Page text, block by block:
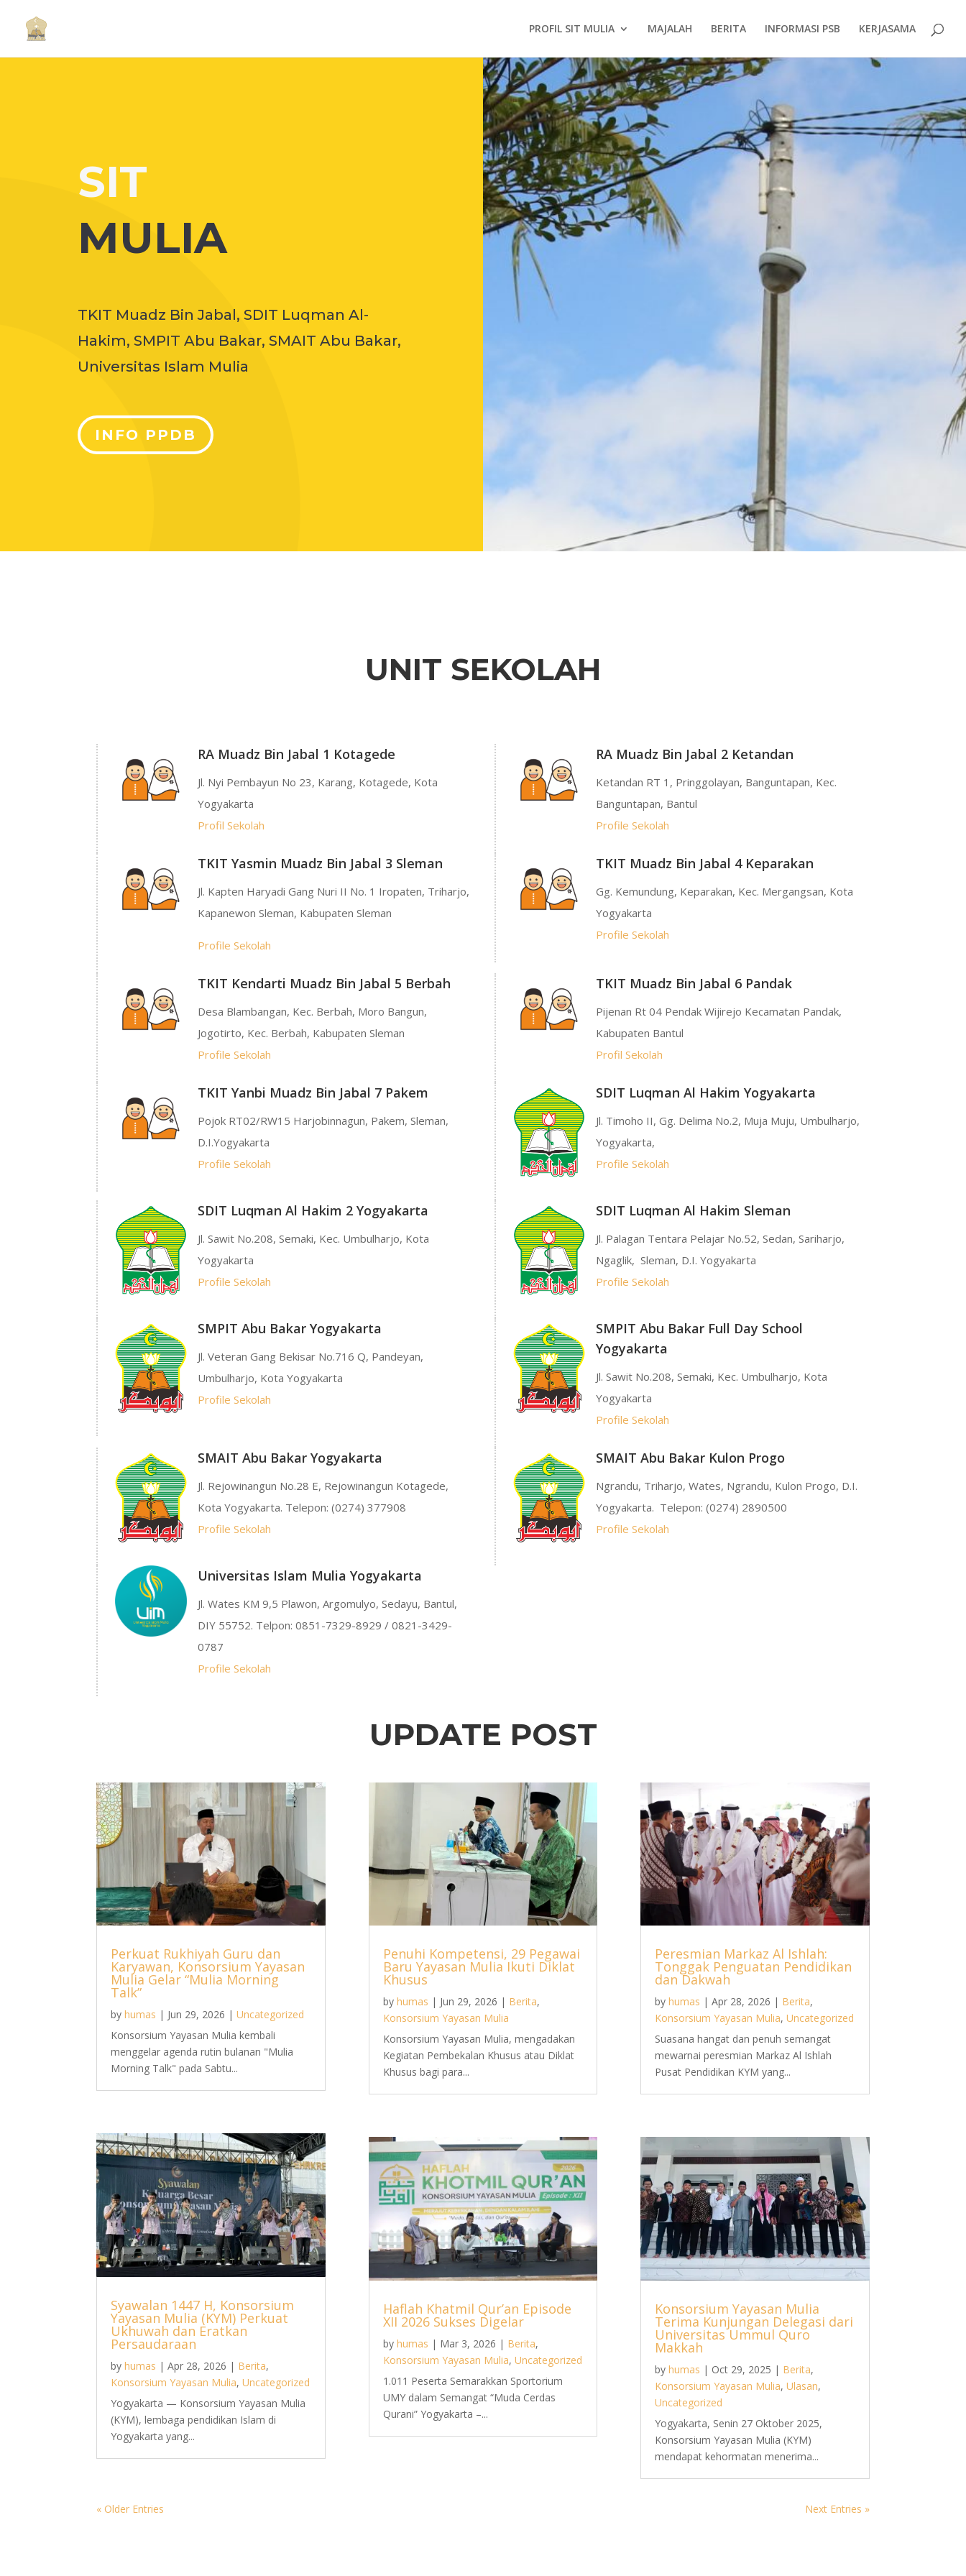
PROFIL SIT MULIA MAJALAH BERITA INFORMASI PSB KERJASAMA
SIT
MULIA
TKIT Muadz Bin Jabal, SDIT Luqman Al-
Hakim, SMPIT Abu Bakar, SMAIT Abu Bakar,
Universitas Islam Mulia
INFO PPDB
UNIT SEKOLAH
RA Muadz Bin Jabal 1 Kotagede
Jl. Nyi Pembayun No 23, Karang, Kotagede, Kota
Yogyakarta
Profil Sekolah
RA Muadz Bin Jabal 2 Ketandan
Ketandan RT 1, Pringgolayan, Banguntapan, Kec.
Banguntapan, Bantul
Profile Sekolah
TKIT Yasmin Muadz Bin Jabal 3 Sleman
Jl. Kapten Haryadi Gang Nuri II No. 1 Iropaten, Triharjo,
Kapanewon Sleman, Kabupaten Sleman
Profile Sekolah
TKIT Muadz Bin Jabal 4 Keparakan
Gg. Kemundung, Keparakan, Kec. Mergangsan, Kota
Yogyakarta
Profile Sekolah
TKIT Kendarti Muadz Bin Jabal 5 Berbah
Desa Blambangan, Kec. Berbah, Moro Bangun,
Jogotirto, Kec. Berbah, Kabupaten Sleman
Profile Sekolah
TKIT Muadz Bin Jabal 6 Pandak
Pijenan Rt 04 Pendak Wijirejo Kecamatan Pandak,
Kabupaten Bantul
Profil Sekolah
TKIT Yanbi Muadz Bin Jabal 7 Pakem
Pojok RT02/RW15 Harjobinnagun, Pakem, Sleman,
D.I.Yogyakarta
Profile Sekolah
SDIT Luqman Al Hakim Yogyakarta
Jl. Timoho II, Gg. Delima No.2, Muja Muju, Umbulharjo,
Yogyakarta,
Profile Sekolah
SDIT Luqman Al Hakim 2 Yogyakarta
Jl. Sawit No.208, Semaki, Kec. Umbulharjo, Kota
Yogyakarta
Profile Sekolah
SDIT Luqman Al Hakim Sleman
Jl. Palagan Tentara Pelajar No.52, Sedan, Sariharjo,
Ngaglik, Sleman, D.I. Yogyakarta
Profile Sekolah
SMPIT Abu Bakar Yogyakarta
Jl. Veteran Gang Bekisar No.716 Q, Pandeyan,
Umbulharjo, Kota Yogyakarta
Profile Sekolah
SMPIT Abu Bakar Full Day School
Yogyakarta
Jl. Sawit No.208, Semaki, Kec. Umbulharjo, Kota
Yogyakarta
Profile Sekolah
SMAIT Abu Bakar Yogyakarta
Jl. Rejowinangun No.28 E, Rejowinangun Kotagede,
Kota Yogyakarta. Telepon: (0274) 377908
Profile Sekolah
SMAIT Abu Bakar Kulon Progo
Ngrandu, Triharjo, Wates, Ngrandu, Kulon Progo, D.I.
Yogyakarta. Telepon: (0274) 2890500
Profile Sekolah
Universitas Islam Mulia Yogyakarta
Jl. Wates KM 9,5 Plawon, Argomulyo, Sedayu, Bantul,
DIY 55752. Telpon: 0851-7329-8929 / 0821-3429-
0787
Profile Sekolah
UPDATE POST
Perkuat Rukhiyah Guru dan
Karyawan, Konsorsium Yayasan
Mulia Gelar “Mulia Morning
Talk”
byhumas | Jun 29, 2026 |Uncategorized
Konsorsium Yayasan Mulia kembali
menggelar agenda rutin bulanan "Mulia
Morning Talk" pada Sabtu...
Syawalan 1447 H, Konsorsium
Yayasan Mulia (KYM) Perkuat
Ukhuwah dan Eratkan
Persaudaraan
byhumas |Apr 28, 2026 | Berita,
Konsorsium Yayasan Mulia,Uncategorized
Yogyakarta — Konsorsium Yayasan Mulia
(KYM), lembaga pendidikan Islam di
Yogyakarta yang...
Penuhi Kompetensi, 29 Pegawai
Baru Yayasan Mulia Ikuti Diklat
Khusus
by humas | Jun 29, 2026 | Berita,
Konsorsium Yayasan Mulia
Konsorsium Yayasan Mulia, mengadakan
Kegiatan Pembekalan Khusus atau Diklat
Khusus bagi para...
Haflah Khatmil Qur’an Episode
XII 2026 Sukses Digelar
by humas | Mar 3, 2026 | Berita,
Konsorsium Yayasan Mulia, Uncategorized
1.011 Peserta Semarakkan Sportorium
UMY dalam Semangat “Muda Cerdas
Qurani” Yogyakarta –...
Peresmian Markaz Al Ishlah:
Tonggak Penguatan Pendidikan
dan Dakwah
by humas | Apr 28, 2026 | Berita,
Konsorsium Yayasan Mulia, Uncategorized
Suasana hangat dan penuh semangat
mewarnai peresmian Markaz Al Ishlah
Pusat Pendidikan KYM yang...
Konsorsium Yayasan Mulia
Terima Kunjungan Delegasi dari
Universitas Ummul Quro
Makkah
by humas | Oct 29, 2025 | Berita,
Konsorsium Yayasan Mulia, Ulasan,
Uncategorized
Yogyakarta, Senin 27 Oktober 2025,
Konsorsium Yayasan Mulia (KYM)
mendapat kehormatan menerima...
« Older Entries Next Entries »